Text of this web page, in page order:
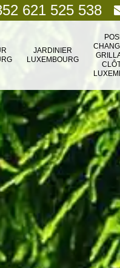
621 525 538
JARDINIER
LUXEMBOURG